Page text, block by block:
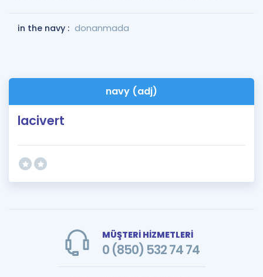
in the navy : donanmada
navy (adj)
lacivert
MÜŞTERİ HİZMETLERİ
0 (850) 532 74 74